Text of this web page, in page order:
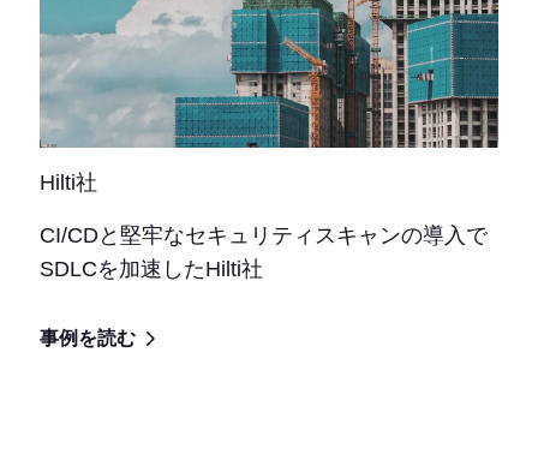
Hilti社
CI/CDと堅牢なセキュリティスキャンの導入で
SDLCを加速したHilti社
事例を読む